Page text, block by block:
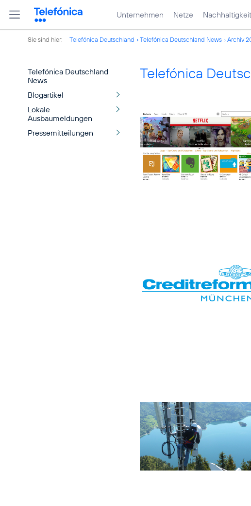
Unternehmen Netze Nachhaltigkeit
Sie sind hier: Telefónica Deutschland Telefónica Deutschland News Archiv
Telefónica Deutschland
News
Blogartikel
Lokale
Ausbaumeldungen
Pressemitteilungen
Telefónica